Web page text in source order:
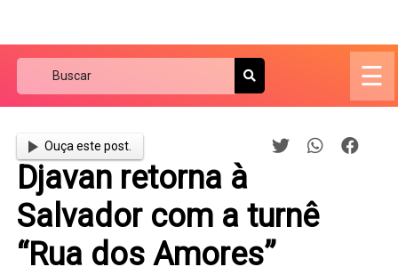
☰
Ouça este post.
Djavan retorna à
Salvador com a turnê
“Rua dos Amores”